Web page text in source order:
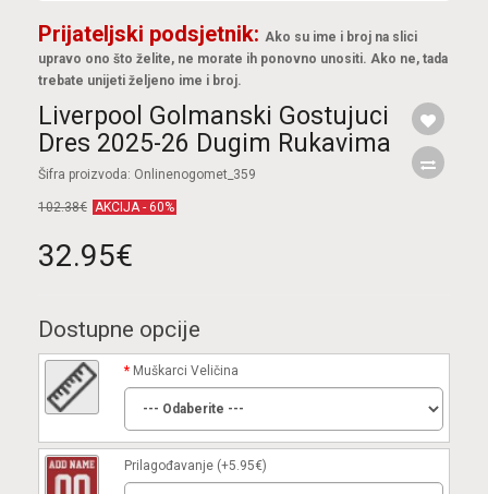
Prijateljski podsjetnik: Ako su ime i broj na slici
upravo ono što želite, ne morate ih ponovno unositi. Ako ne, tada
trebate unijeti željeno ime i broj.
Liverpool Golmanski Gostujuci
Dres 2025-26 Dugim Rukavima
Šifra proizvoda: Onlinenogomet_359
102.38€ AKCIJA - 60%
32.95€
Dostupne opcije
Muškarci Veličina
Prilagođavanje (+5.95€)